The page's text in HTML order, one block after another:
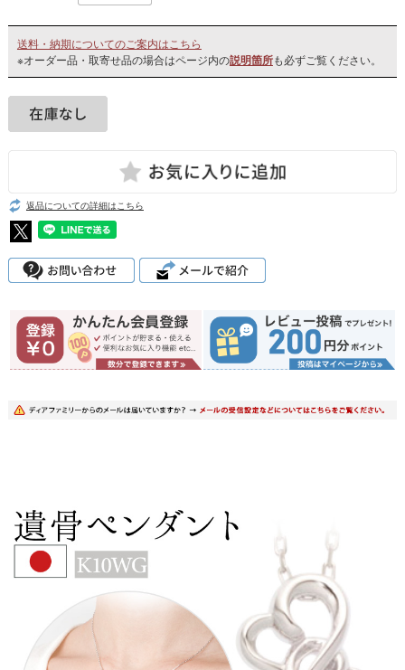
送料・納期についてのご案内はこちら
※オーダー品・取寄せ品の場合はページ内の説明箇所も必ずご覧ください。
返品についての詳細はこちら